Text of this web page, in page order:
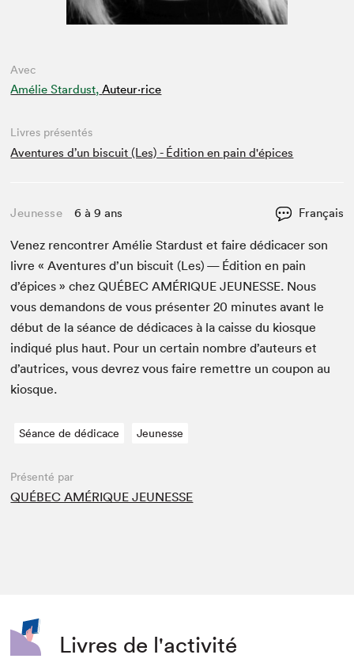
Avec
Amélie Stardust, Auteur·rice
Livres présentés
Aventures d’un biscuit (Les) - Édition en pain d'épices
Jeunesse 6 à 9 ans Français
Venez ren­con­tr­er Amélie Star­dust et faire dédi­cac­er son
livre « Aven­tures d’un bis­cuit (Les) — Édi­tion en pain
d’épices » chezQUÉBEC AMÉRIQUE JEUNESSE. Nous
vous deman­dons de vous présen­ter20 min­utes avant le
début de la séance de dédi­caces à la caisse du kiosque
indiqué plus haut. Pour un cer­tain nom­bre d’auteurs et
d’autrices, vous devrez vous faire remet­tre un coupon au
kiosque.
Séance de dédicace Jeunesse
Présenté par
QUÉBEC AMÉRIQUE JEUNESSE
Livres de l'activité